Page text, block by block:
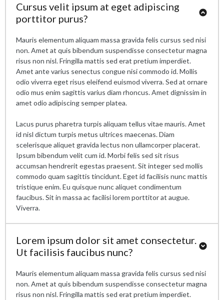
Cursus velit ipsum at eget adipiscing
porttitor purus?
Mauris elementum aliquam massa gravida felis cursus sed nisi
non. Amet at quis bibendum suspendisse consectetur magna
risus non nisl. Fringilla mattis sed erat pretium imperdiet.
Amet ante varius senectus congue nisi commodo id. Mollis
odio viverra eget risus eleifend euismod viverra. Sed at ornare
odio mus enim sagittis varius diam rhoncus. Amet dignissim in
amet odio adipiscing semper platea.
Lacus purus pharetra turpis aliquam tellus vitae mauris. Amet
id nisl dictum turpis metus ultrices maecenas. Diam
scelerisque aliquet gravida lectus non ullamcorper placerat.
Ipsum bibendum velit cum id. Morbi felis sed sit risus
accumsan hendrerit egestas praesent. Sit integer sed mollis
commodo quam sagittis tincidunt. Eget id facilisis nunc mattis
tristique enim. Eu quisque nunc aliquet condimentum
faucibus. Sit in massa ac facilisi lorem porttitor at augue.
Viverra.
Lorem ipsum dolor sit amet consectetur.
Ut facilisis faucibus nunc?
Mauris elementum aliquam massa gravida felis cursus sed nisi
non. Amet at quis bibendum suspendisse consectetur magna
risus non nisl. Fringilla mattis sed erat pretium imperdiet.